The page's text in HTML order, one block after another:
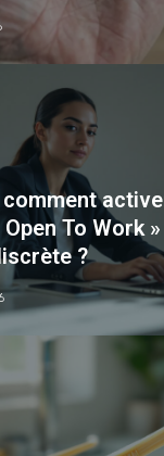
To Work
?